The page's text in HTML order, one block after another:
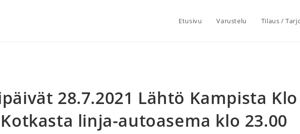
Etusivu Varustelu Tilaus /
28.7.2021 Lähtö Kampista Klo
linja-autoasema klo 23.00